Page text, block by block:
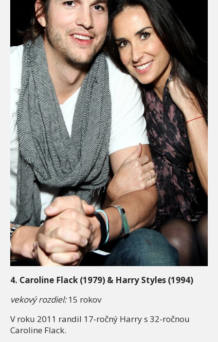
4. Caroline Flack (1979) & Harry Styles (1994)
vekový rozdiel:15 rokov
V roku 2011 randil 17-ročný Harry s 32-ročnou
Caroline Flack.